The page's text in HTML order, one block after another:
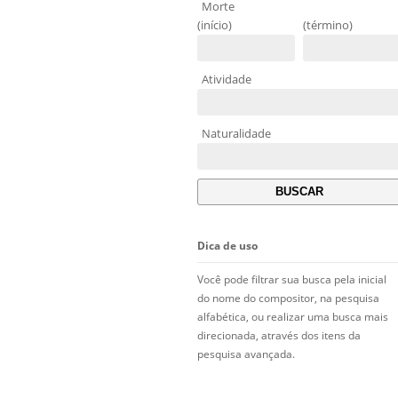
Morte
(início)
(término)
Atividade
Naturalidade
Dica de uso
Você pode filtrar sua busca pela inicial
do nome do compositor, na pesquisa
alfabética, ou realizar uma busca mais
direcionada, através dos itens da
pesquisa avançada.